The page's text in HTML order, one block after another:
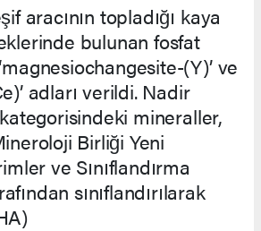
aracının topladığı kaya
bulunan fosfat
(Y)’ ve
adları verildi. Nadir
mineraller,
Birliği Yeni
ve Sınıflandırma
sınıflandırılarak